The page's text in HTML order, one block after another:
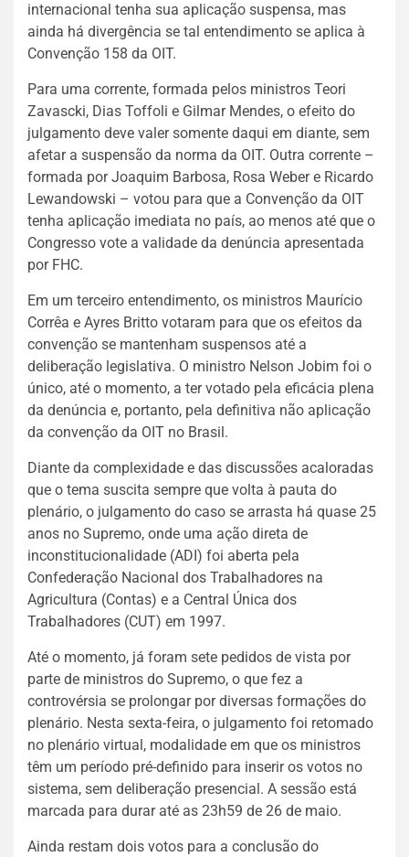
internacional tenha sua aplicação suspensa, mas
ainda há divergência se tal entendimento se aplica à
Convenção 158 da OIT.
Para uma corrente, formada pelos ministros Teori
Zavascki, Dias Toffoli e Gilmar Mendes, o efeito do
julgamento deve valer somente daqui em diante, sem
afetar a suspensão da norma da OIT. Outra corrente –
formada por Joaquim Barbosa, Rosa Weber e Ricardo
Lewandowski – votou para que a Convenção da OIT
tenha aplicação imediata no país, ao menos até que o
Congresso vote a validade da denúncia apresentada
por FHC.
Em um terceiro entendimento, os ministros Maurício
Corrêa e Ayres Britto votaram para que os efeitos da
convenção se mantenham suspensos até a
deliberação legislativa. O ministro Nelson Jobim foi o
único, até o momento, a ter votado pela eficácia plena
da denúncia e, portanto, pela definitiva não aplicação
da convenção da OIT no Brasil.
Diante da complexidade e das discussões acaloradas
que o tema suscita sempre que volta à pauta do
plenário, o julgamento do caso se arrasta há quase 25
anos no Supremo, onde uma ação direta de
inconstitucionalidade (ADI) foi aberta pela
Confederação Nacional dos Trabalhadores na
Agricultura (Contas) e a Central Única dos
Trabalhadores (CUT) em 1997.
Até o momento, já foram sete pedidos de vista por
parte de ministros do Supremo, o que fez a
controvérsia se prolongar por diversas formações do
plenário. Nesta sexta-feira, o julgamento foi retomado
no plenário virtual, modalidade em que os ministros
têm um período pré-definido para inserir os votos no
sistema, sem deliberação presencial. A sessão está
marcada para durar até as 23h59 de 26 de maio.
Ainda restam dois votos para a conclusão do